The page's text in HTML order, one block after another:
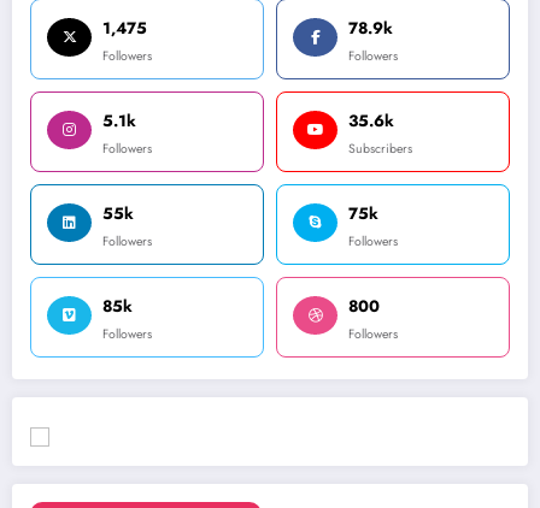
1,475
Followers
78.9k
Followers
5.1k
Followers
35.6k
Subscribers
55k
Followers
75k
Followers
85k
Followers
800
Followers